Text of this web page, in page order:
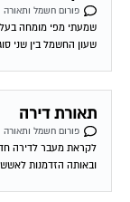
שמעתי מפי מומחה בעל
שעון החשמל בין שני
תאורת דירה
פורום חשמל ותאורה
לקראת מעבר לדירה
ובאותה הזדמנות לאשש